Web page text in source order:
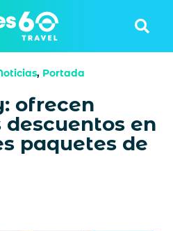
, Portada
ofrecen
en
paquetes de